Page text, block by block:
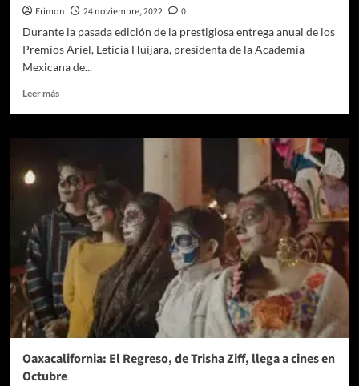
Erimon 24 noviembre, 2022
0
Durante la pasada edición de la prestigiosa entrega anual de los
Premios Ariel, Leticia Huijara, presidenta de la Academia
Mexicana de...
Leer másLeer
hace
una
pausa
y
posterga
la
Convocatoria
al
Premio
Ariel
2023
Oaxacalifornia: El Regreso, de Trisha Ziff, llega a cines en
Octubre